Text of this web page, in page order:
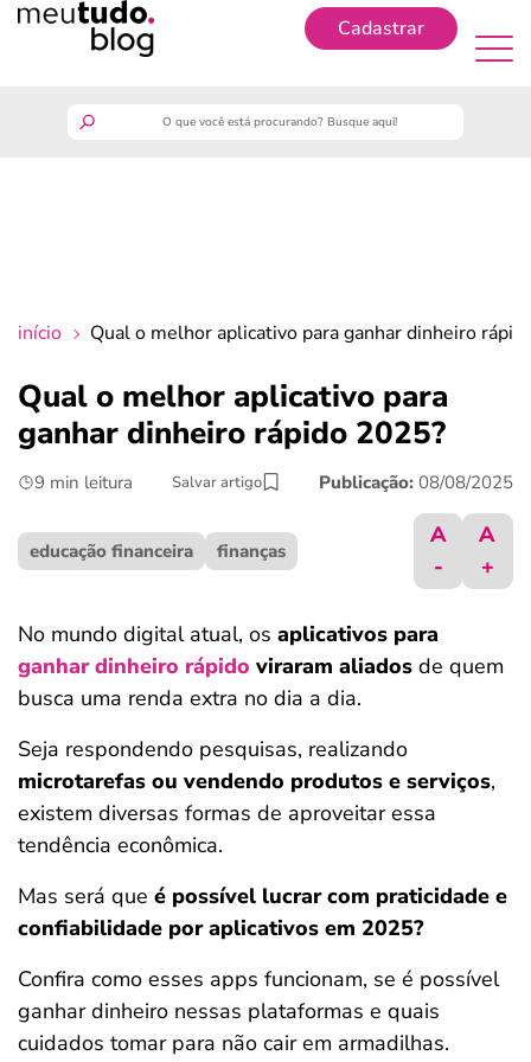
Cadastrar
crédito fácil
últimas notícias
ferramentas
início Qual o melhor aplicativo para ganhar dinheiro
Qual o melhor aplicativo para
ganhar dinheiro rápido 2025?
9 min leitura Salvar artigo Publicação: 08/08/2025
educação financeira finanças
A
-
A
+
No mundo digital atual, os aplicativos para
ganhar dinheiro rápido viraram aliados de quem
busca uma renda extra no dia a dia.
Seja respondendo pesquisas, realizando
microtarefas ou vendendo produtos e serviços,
existem diversas formas de aproveitar essa
tendência econômica.
Mas será que é possível lucrar com praticidade e
confiabilidade por aplicativos em 2025?
Confira como esses apps funcionam, se é possível
ganhar dinheiro nessas plataformas e quais
cuidados tomar para não cair em armadilhas.